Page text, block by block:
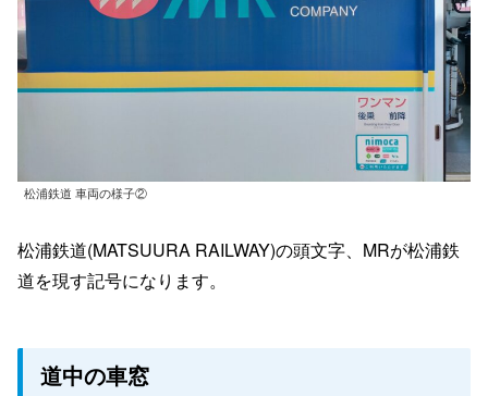
松浦鉄道 車両の様子②
松浦鉄道(MATSUURA RAILWAY)の頭文字、MRが松浦鉄
道を現す記号になります。
道中の車窓